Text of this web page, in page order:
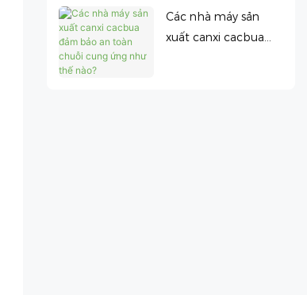
lượng.
Các nhà máy sản
xuất canxi cacbua